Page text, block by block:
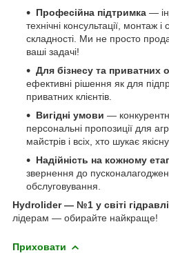
Професійна підтримка —
технічні консультації, монтаж і
складності. Ми не просто
ваші задачі!
Для бізнесу та приватних
ефективні рішення як для
приватних клієнтів.
Вигідні умови —
персональні пропозиції для
майстрів і всіх, хто шукає якісну
Надійність на кожному
звернення до
обслуговування.
Hydrolider — №1 у світі
лідерам — обирайте найкраще!
Приховати